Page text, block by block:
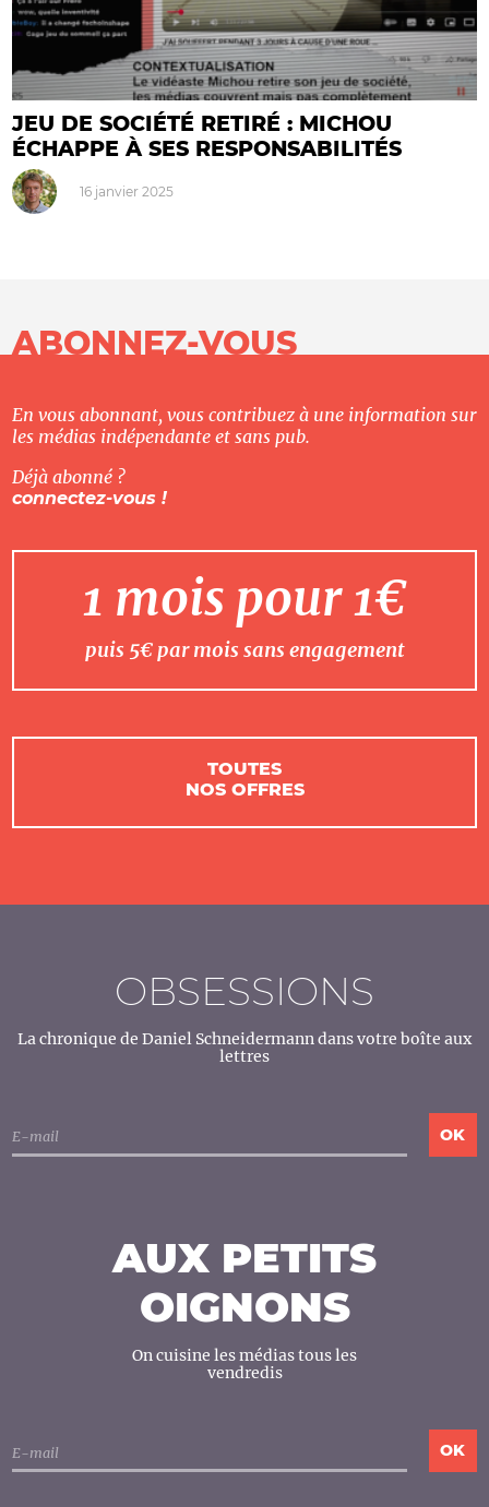
JEU DE SOCIÉTÉ RETIRÉ : MICHOU
ÉCHAPPE À SES RESPONSABILITÉS
16 janvier 2025
ABONNEZ-VOUS
En vous abonnant, vous contribuez à une information sur
les médias indépendante et sans pub.
Déjà abonné ?
connectez-vous !
1 mois pour 1€
puis 5€ par mois sans engagement
TOUTES
NOS OFFRES
OBSESSIONS
La chronique de Daniel Schneidermann dans votre boîte aux
lettres
AUX PETITS
OIGNONS
On cuisine les médias tous les
vendredis